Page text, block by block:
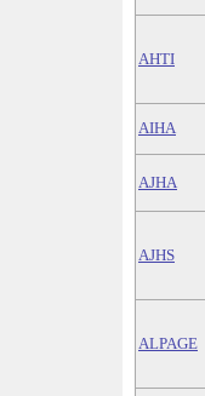
AHTI
AIHA
AJHA
AJHS
ALPAGE